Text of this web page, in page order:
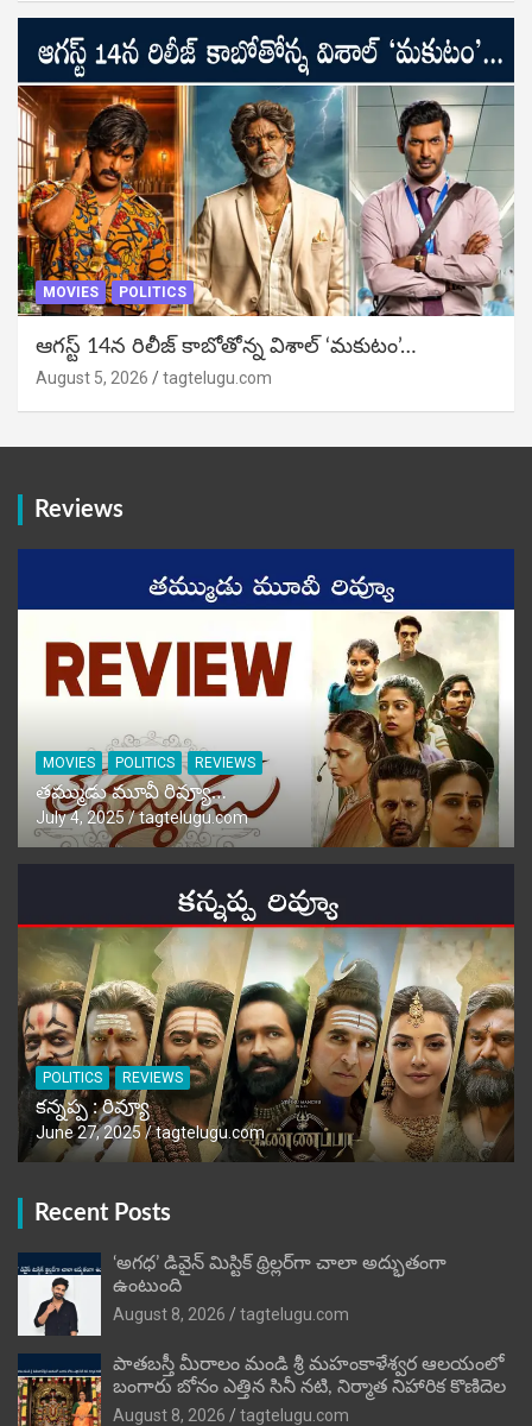
MOVIES POLITICS
ఆగస్ట్ 14న రిలీజ్ కాబోతోన్న విశాల్ ‘మకుటం’…
August 5, 2026 tagtelugu.com
Reviews
MOVIES POLITICS REVIEWS
తమ్ముడు మూవీ రివ్యూ…
July 4, 2025 tagtelugu.com
POLITICS REVIEWS
కన్నప్ప : రివ్యూ
June 27, 2025 tagtelugu.com
Recent Posts
‘అగధ’ డివైన్ మిస్టిక్ థ్రిల్లర్‌గా చాలా అద్భుతంగా
ఉంటుంది
August 8, 2026
tagtelugu.com
పాతబస్తీ మీరాలం మండి శ్రీ మహంకాళేశ్వర ఆలయంలో
బంగారు బోనం ఎత్తిన సినీ నటి, నిర్మాత నిహారిక కొణిదెల
August 8, 2026
tagtelugu.com